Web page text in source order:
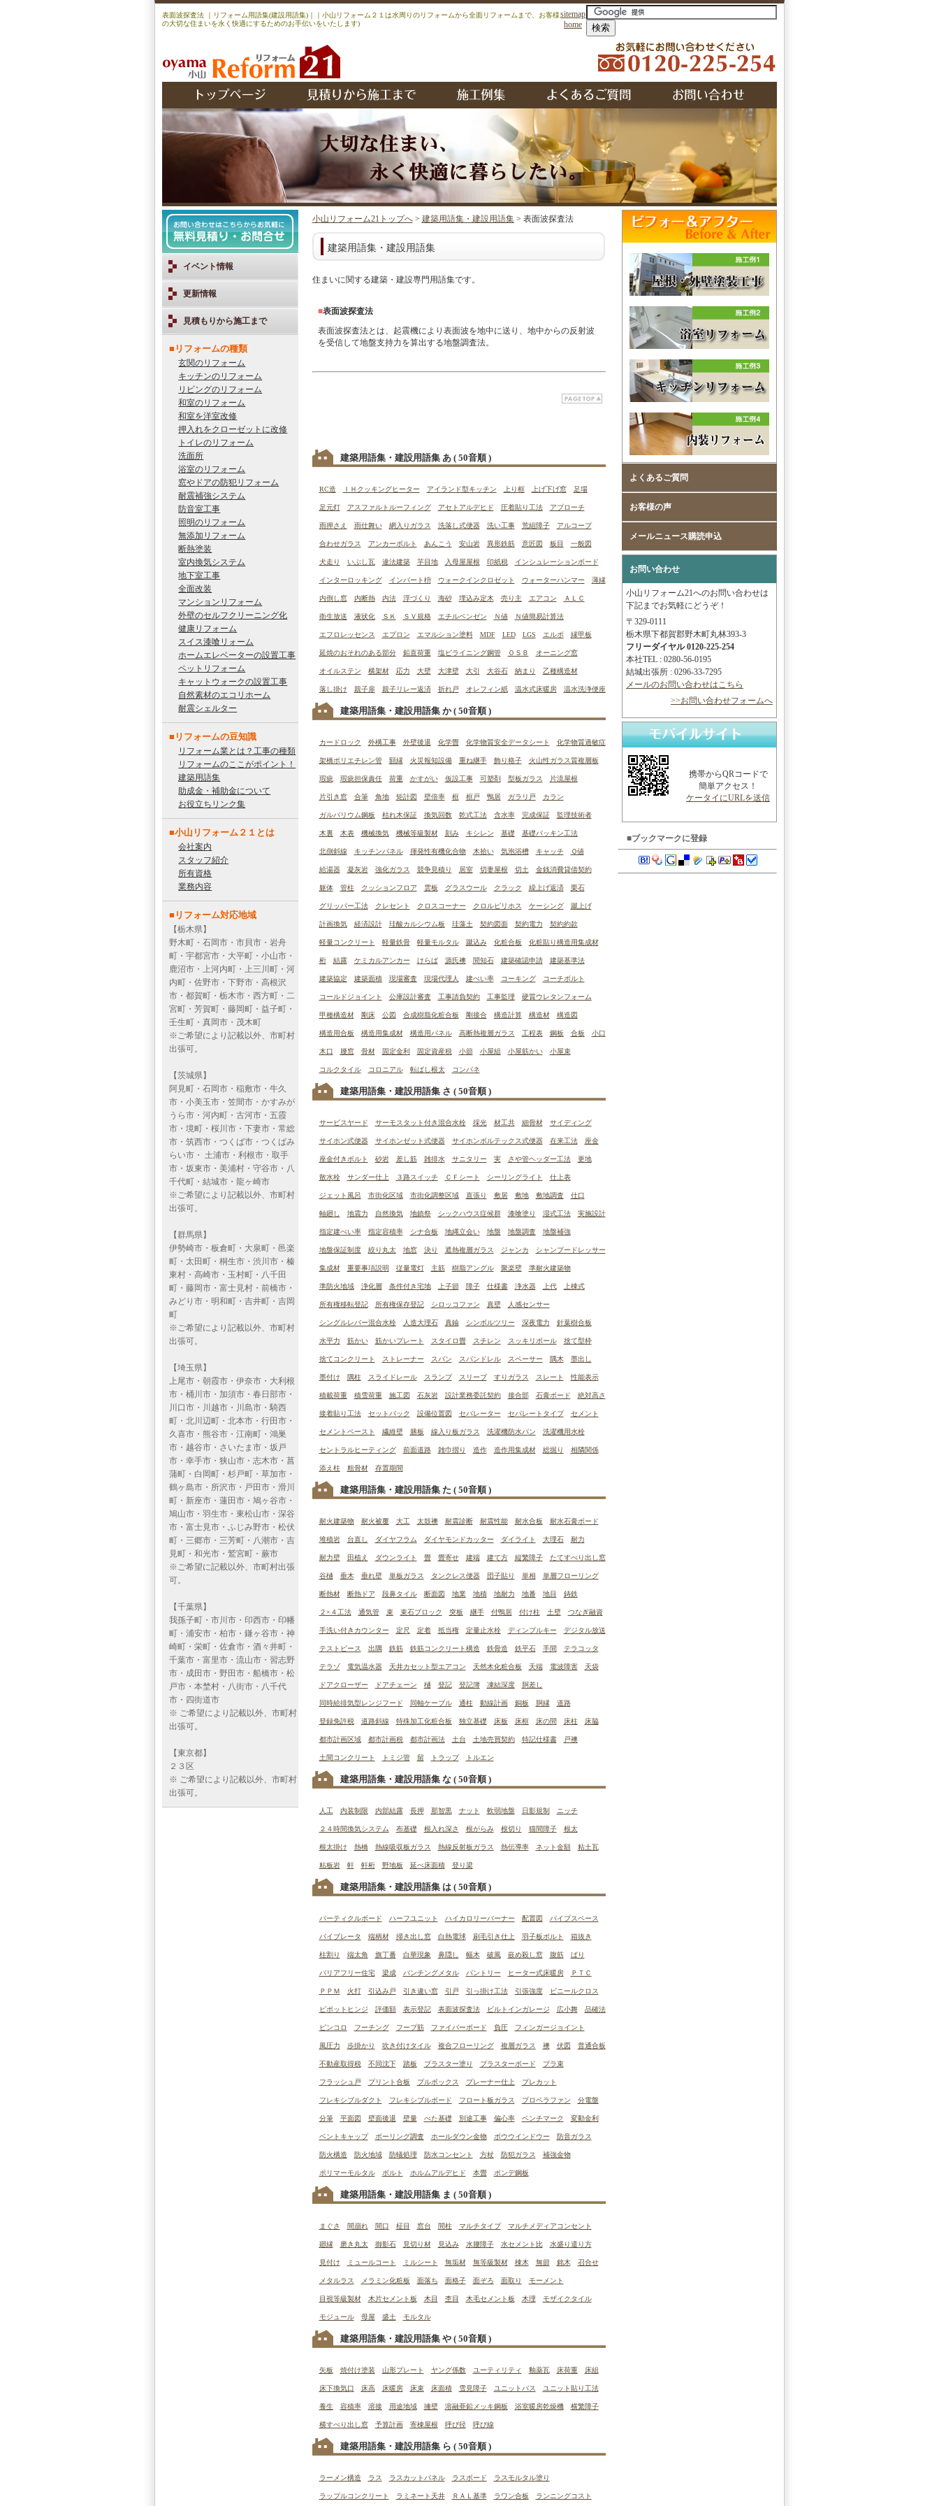
表面波探査法 ｜リフォーム用語集(建設用語集)｜｜小山リフォーム２１は水周りのリフォームから全面リフォームまで、お客様
の大切な住まいを永く快適にするためのお手伝いをいたします)
sitemap
home
イベント情報
更新情報
見積もりから施工まで
■リフォームの種類
玄関のリフォーム
キッチンのリフォーム
リビングのリフォーム
和室のリフォーム
和室を洋室改修
押入れをクローゼットに改修
トイレのリフォーム
洗面所
浴室のリフォーム
窓やドアの防犯リフォーム
耐震補強システム
防音室工事
照明のリフォーム
無添加リフォーム
断熱塗装
室内換気システム
地下室工事
全面改装
マンションリフォーム
外壁のセルフクリーニング化
健康リフォーム
スイス漆喰リォーム
ホームエレベーターの設置工事
ペットリフォーム
キャットウォークの設置工事
自然素材のエコリホーム
耐震シェルター
■リフォームの豆知識
リフォーム業とは？工事の種類
リフォームのここがポイント！
建築用語集
助成金・補助金について
お役立ちリンク集
■小山リフォーム２１とは
会社案内
スタッフ紹介
所有資格
業務内容
■リフォーム対応地域
【栃木県】
野木町・石岡市・市貝市・岩舟
町・宇都宮市・大平町・小山市・
鹿沼市・上河内町・上三川町・河
内町・佐野市・下野市・高根沢
市・都賀町・栃木市・西方町・二
宮町・芳賀町・藤岡町・益子町・
壬生町・真岡市・茂木町
※ご希望により記載以外、市町村
出張可。
【茨城県】
阿見町・石岡市・稲敷市・牛久
市・小美玉市・笠間市・かすみが
うら市・河内町・古河市・五霞
市・境町・桜川市・下妻市・常総
市・筑西市・つくば市・つくばみ
らい市・ 土浦市・利根市・取手
市・坂東市・美浦村・守谷市・八
千代町・結城市・龍ヶ崎市
※ご希望により記載以外、市町村
出張可。
【群馬県】
伊勢崎市・板倉町・大泉町・邑楽
町・太田町・桐生市・渋川市・榛
東村・高崎市・玉村町・八千田
町・藤岡市・富士見村・前橋市・
みどり市・明和町・吉井町・吉岡
町
※ご希望により記載以外、市町村
出張可。
【埼玉県】
上尾市・朝霞市・伊奈市・大利根
市・桶川市・加須市・春日部市・
川口市・川越市・川島市・騎西
町・北川辺町・北本市・行田市・
久喜市・熊谷市・江南町・鴻巣
市・越谷市・さいたま市・坂戸
市・幸手市・狭山市・志木市・菖
蒲町・白岡町・杉戸町・草加市・
鶴ヶ島市・所沢市・戸田市・滑川
町・新座市・蓮田市・鳩ヶ谷市・
鳩山市・羽生市・東松山市・深谷
市・富士見市・ふじみ野市・松伏
町・三郷市・三芳町・八潮市・吉
見町・和光市・鷲宮町・蕨市
※ご希望に記載以外、市町村出張
可。
【千葉県】
我孫子町・市川市・印西市・印幡
町・浦安市・柏市・鎌ヶ谷市・神
崎町・栄町・佐倉市・酒々井町・
千葉市・富里市・流山市・習志野
市・成田市・野田市・船橋市・松
戸市・本埜村・八街市・八千代
市・四街道市
※ ご希望により記載以外、市町村
出張可。
【東京都】
２３区
※ ご希望により記載以外、市町村
出張可。
小山リフォーム21トップへ> 建築用語集・建設用語集> 表面波探査法
建築用語集・建設用語集
住まいに関する建築・建設専門用語集です。
■表面波探査法
表面波探査法とは、起震機により表面波を地中に送り、地中からの反射波
を受信して地盤支持力を算出する地盤調査法。
建築用語集・建設用語集 あ( 50音順 )
RC造 ＩＨクッキングヒーター アイランド型キッチン 上り框 上げ下げ窓 足場
足元灯 アスファルトルーフィング アセトアルデヒド 圧着貼り工法 アプローチ
雨押さえ 雨仕舞い 網入りガラス 洗落し式便器 洗い工事 荒組障子 アルコープ
合わせガラス アンカーボルト あんこう 安山岩 異形鉄筋 意匠図 板目 一般図
犬走り いぶし瓦 違法建築 芋目地 入母屋屋根 印紙税 インシュレーションボード
インターロッキング インバート枡 ウォークインクロゼット ウォーターハンマー 薄縁
内倒し窓 内断熱 内法 浮づくり 海砂 埋込み定木 売り主 エアコン ＡＬＣ
衛生放送 液状化 ＳＫ ＳＶ規格 エチルベンゼン Ｎ値 Ｎ値簡易計算法
エフロレッセンス エプロン エマルション塗料 MDF LED LGS エルボ 縁甲板
延焼のおそれのある部分 鉛直荷重 塩ビライニング鋼管 ＯＳＢ オーニング窓
オイルステン 横架材 応力 大壁 大津壁 大引 大谷石 納まり 乙種構造材
落し掛け 親子扉 親子リレー返済 折れ戸 オレフィン紙 温水式床暖房 温水洗浄便座
建築用語集・建設用語集 か( 50音順 )
カードロック 外構工事 外壁後退 化学畳 化学物質安全データシート 化学物質過敏症
架橋ポリエチレン管 額縁 火災報知設備 重ね継手 飾り格子 火山性ガラス質複層板
瑕疵 瑕疵担保責任 荷重 かすがい 仮設工事 可塑剤 型板ガラス 片流屋根
片引き窓 合筆 角地 矩計図 壁倍率 框 框戸 鴨居 ガラリ戸 カラン
ガルバリウム鋼板 枯れ木保証 換気回数 乾式工法 含水率 完成保証 監理技術者
木裏 木表 機械換気 機械等級製材 刻み キシレン 基礎 基礎パッキン工法
北側斜線 キッチンパネル 揮発性有機化合物 木拾い 気泡浴槽 キャッチ Ｑ値
給湯器 凝灰岩 強化ガラス 競争見積り 居室 切妻屋根 切土 金銭消費貸借契約
躯体 管柱 クッションフロア 雲板 グラスウール クラック 繰上げ返済 栗石
グリッパー工法 クレセント クロスコーナー クロルピリホス ケーシング 蹴上げ
計画換気 経済設計 珪酸カルシウム板 珪藻土 契約図面 契約電力 契約約款
軽量コンクリート 軽量鉄骨 軽量モルタル 蹴込み 化粧合板 化粧貼り構造用集成材
桁 結露 ケミカルアンカー けらば 源氏襖 間知石 建築確認申請 建築基準法
建築協定 建築面積 現場審査 現場代理人 建ぺい率 コーキング コーチボルト
コールドジョイント 公庫設計審査 工事請負契約 工事監理 硬質ウレタンフォーム
甲種構造材 剛床 公図 合成樹脂化粧合板 剛接合 構造計算 構造材 構造図
構造用合板 構造用集成材 構造用パネル 高断熱複層ガラス 工程表 鋼板 合板 小口
木口 腰窓 骨材 固定金利 固定資産税 小節 小屋組 小屋筋かい 小屋束
コルクタイル コロニアル 転ばし根太 コンパネ
建築用語集・建設用語集 さ ( 50音順 )
サービスヤード サーモスタット付き混合水栓 採光 材工共 細骨材 サイディング
サイホン式便器 サイホンゼット式便器 サイホンボルテックス式便器 在来工法 座金
座金付きボルト 砂岩 差し筋 雑排水 サニタリー 実 さや管ヘッダー工法 更地
散水栓 サンダー仕上 ３路スイッチ ＣＦシート シーリングライト 仕上表
ジェット風呂 市街化区域 市街化調整区域 直張り 敷居 敷地 敷地調査 仕口
軸廻し 地震力 自然換気 地鎮祭 シックハウス症候群 漆喰塗り 湿式工法 実施設計
指定建ぺい率 指定容積率 シナ合板 地縄立会い 地盤 地盤調査 地盤補強
地盤保証制度 絞り丸太 地窓 決り 遮熱複層ガラス ジャンカ シャンプードレッサー
集成材 重要事項説明 従量電灯 主筋 樹脂アングル 聚楽壁 準耐火建築物
準防火地域 浄化層 条件付き宅地 上子節 障子 仕様書 浄水器 上代 上棟式
所有権移転登記 所有権保存登記 シロッコファン 真壁 人感センサー
シングルレバー混合水栓 人造大理石 真鍮 シンボルツリー 深夜電力 針葉樹合板
水平力 筋かい 筋かいプレート スタイロ畳 スチレン スッキリポール 捨て型枠
捨てコンクリート ストレーナー スパン スパンドレル スペーサー 隅木 墨出し
墨付け 隅柱 スライドレール スランプ スリーブ すりガラス スレート 性能表示
積載荷重 積雪荷重 施工図 石灰岩 設計業務委託契約 接合部 石膏ボード 絶対高さ
接着貼り工法 セットバック 設備位置図 セパレーター セパレートタイプ セメント
セメントペースト 繊維壁 膳板 線入り板ガラス 洗濯機防水パン 洗濯機用水栓
セントラルヒーティング 前面道路 雑巾摺り 造作 造作用集成材 総掘り 相隣関係
添え柱 粗骨材 存置期間
建築用語集・建設用語集 た ( 50音順 )
耐火建築物 耐火被覆 大工 太鼓襖 耐震診断 耐震性能 耐水合板 耐水石膏ボード
堆積岩 台直し ダイヤフラム ダイヤモンドカッター ダイライト 大理石 耐力
耐力壁 田植え ダウンライト 畳 畳寄せ 建端 建て方 縦繁障子 たてすべり出し窓
谷樋 垂木 垂れ壁 単板ガラス タンクレス便器 団子貼り 単相 単層フローリング
断熱材 断熱ドア 段鼻タイル 断面図 地業 地積 地耐力 地番 地目 鋳鉄
２×４工法 通気管 束 束石ブロック 突板 継手 付鴨居 付け柱 土壁 つなぎ融資
手洗い付きカウンター 定尺 定着 抵当権 定量止水栓 ディンプルキー デジタル放送
テストピース 出隅 鉄筋 鉄筋コンクリート構造 鉄骨造 鉄平石 手間 テラコッタ
テラゾ 電気温水器 天井カセット型エアコン 天然木化粧合板 天端 電波障害 天袋
ドアクローザー ドアチェーン 樋 登記 登記簿 凍結深度 胴差し
同時給排気型レンジフード 同軸ケーブル 通柱 動線計画 銅板 胴縁 道路
登録免許税 道路斜線 特殊加工化粧合板 独立基礎 床板 床框 床の間 床柱 床脇
都市計画区域 都市計画税 都市計画法 土台 土地売買契約 特記仕様書 戸襖
土間コンクリート トミジ管 留 トラップ トルエン
建築用語集・建設用語集 な( 50音順 )
人工 内装制限 内部結露 長押 那智黒 ナット 軟弱地盤 日影規制 ニッチ
２４時間換気システム 布基礎 根入れ深さ 根がらみ 根切り 猫間障子 根太
根太掛け 熱橋 熱線吸収板ガラス 熱線反射板ガラス 熱伝導率 ネット金額 粘土瓦
粘板岩 軒 軒桁 野地板 延べ床面積 登り梁
建築用語集・建設用語集 は( 50音順 )
パーティクルボード ハーフユニット ハイカロリーバーナー 配置図 パイプスペース
バイブレータ 端柄材 掃き出し窓 白熱電球 刷毛引き仕上 羽子板ボルト 箱抜き
柱割り 端太角 旗丁番 白華現象 鼻隠し 幅木 破風 嵌め殺し窓 腹筋 ばり
バリアフリー住宅 梁成 パンチングメタル パントリー ヒーター式床暖房 ＰＴＣ
ＰＰＭ 火打 引込み戸 引き違い窓 引戸 引っ掛け工法 引張強度 ビニールクロス
ピポットヒンジ 評価額 表示登記 表面波探査法 ビルトインガレージ 広小舞 品確法
ピンコロ フーチング フープ筋 ファイバーボード 負圧 フィンガージョイント
風圧力 歩掛かり 吹き付けタイル 複合フローリング 複層ガラス 襖 伏図 普通合板
不動産取得税 不同沈下 踏板 プラスター塗り プラスターボード プラ束
フラッシュ戸 プリント合板 プルボックス プレーナー仕上 プレカット
フレキシブルダクト フレキシブルボード フロート板ガラス プロペラファン 分電盤
分筆 平面図 壁面後退 壁量 べた基礎 別途工事 偏心率 ベンチマーク 変動金利
ベントキャップ ボーリング調査 ホールダウン金物 ボウウインドウー 防音ガラス
防火構造 防火地域 防蟻処理 防水コンセント 方杖 防犯ガラス 補強金物
ポリマーモルタル ボルト ホルムアルデヒド 本畳 ボンデ鋼板
建築用語集・建設用語集 ま ( 50音順 )
まぐさ 間崩れ 間口 柾目 窓台 間柱 マルチタイプ マルチメディアコンセント
廻縁 磨き丸太 御影石 見切り材 見込み 水腰障子 水セメント比 水盛り遣り方
見付け ミュールコート ミルシート 無垢材 無等級製材 棟木 無節 銘木 召合せ
メタルラス メラミン化粧板 面落ち 面格子 面ぞろ 面取り モーメント
目視等級製材 木片セメント板 木目 杢目 木毛セメント板 木理 モザイクタイル
モジュール 母屋 盛土 モルタル
建築用語集・建設用語集 や( 50音順 )
矢板 焼付け塗装 山形プレート ヤング係数 ユーティリティ 釉薬瓦 床荷重 床組
床下換気口 床高 床暖房 床束 床面積 雪見障子 ユニットバス ユニット貼り工法
養生 容積率 溶接 用途地域 擁壁 溶融亜鉛メッキ鋼板 浴室暖房乾燥機 横繁障子
横すべり出し窓 予算計画 寄棟屋根 呼び径 呼び線
建築用語集・建設用語集 ら ( 50音順 )
ラーメン構造 ラス ラスカットパネル ラスボード ラスモルタル塗り
ラップルコンクリート ラミネート天井 ＲＡＬ基準 ラワン合板 ランニングコスト
よくあるご質問
お客様の声
メールニュース購読申込
お問い合わせ
小山リフォーム21へのお問い合わせは
下記までお気軽にどうぞ！
〒329-0111
栃木県下都賀郡野木町丸林393-3
フリーダイヤル 0120-225-254
本社TEL : 0280-56-0195
結城出張所 : 0296-33-7295
メールのお問い合わせはこちら
>>お問い合わせフォームへ
携帯からQRコードで
簡単アクセス！
ケータイにURLを送信
■ブックマークに登録